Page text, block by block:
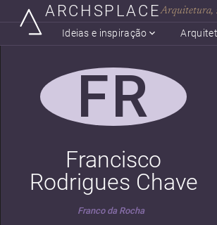
ARCHSPLACEArquitetura,
Ideias e inspiração
FR
Francisco
Rodrigues Chave
Franco da Rocha